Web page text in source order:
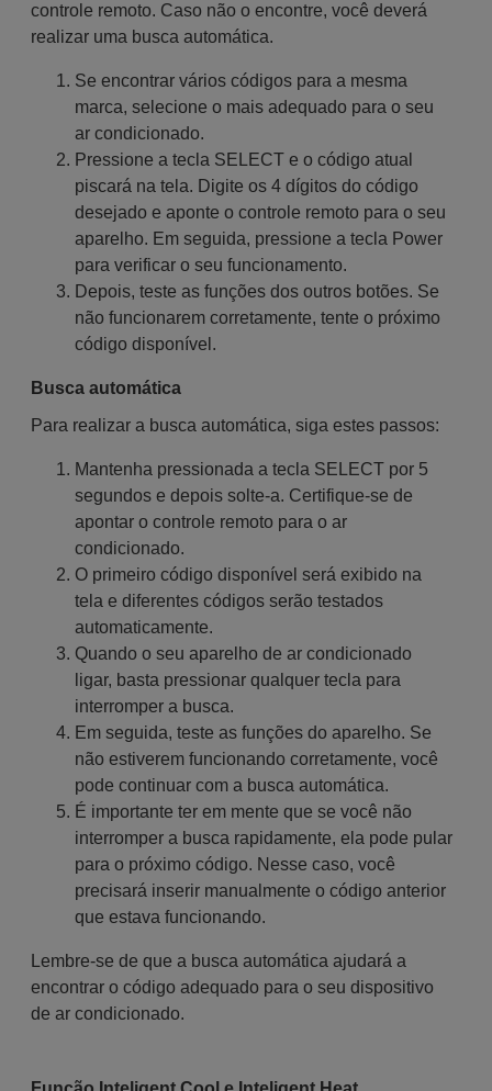
controle remoto. Caso não o encontre, você deverá
realizar uma busca automática.
Se encontrar vários códigos para a mesma
marca, selecione o mais adequado para o seu
ar condicionado.
Pressione a tecla SELECT e o código atual
piscará na tela. Digite os 4 dígitos do código
desejado e aponte o controle remoto para o seu
aparelho. Em seguida, pressione a tecla Power
para verificar o seu funcionamento.
Depois, teste as funções dos outros botões. Se
não funcionarem corretamente, tente o próximo
código disponível.
Busca automática
Para realizar a busca automática, siga estes passos:
Mantenha pressionada a tecla SELECT por 5
segundos e depois solte-a. Certifique-se de
apontar o controle remoto para o ar
condicionado.
O primeiro código disponível será exibido na
tela e diferentes códigos serão testados
automaticamente.
Quando o seu aparelho de ar condicionado
ligar, basta pressionar qualquer tecla para
interromper a busca.
Em seguida, teste as funções do aparelho. Se
não estiverem funcionando corretamente, você
pode continuar com a busca automática.
É importante ter em mente que se você não
interromper a busca rapidamente, ela pode pular
para o próximo código. Nesse caso, você
precisará inserir manualmente o código anterior
que estava funcionando.
Lembre-se de que a busca automática ajudará a
encontrar o código adequado para o seu dispositivo
de ar condicionado.